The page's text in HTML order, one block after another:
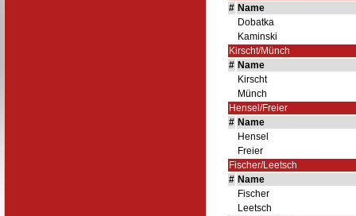
# Name
Dobatka
Kaminski
Kirscht/Münch
# Name
Kirscht
Münch
Hensel/Freier
# Name
Hensel
Freier
Fischer/Leetsch
# Name
Fischer
Leetsch